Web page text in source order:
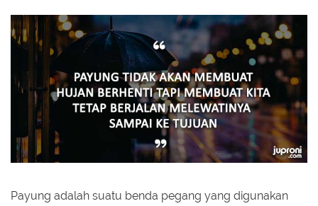
Payung adalah suatu benda pegang yang digunakan